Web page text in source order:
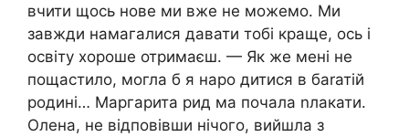
вчити щось нове ми вже не можемо. Ми
завжди намагалися давати тобі краще, ось і
освіту хороше отримаєш. — Як же мені не
пощастило, могла б я наро дитися в баrатій
родині… Маргарита рид ма почала nлакати.
Олена, не відповівши нічого, вийшла з